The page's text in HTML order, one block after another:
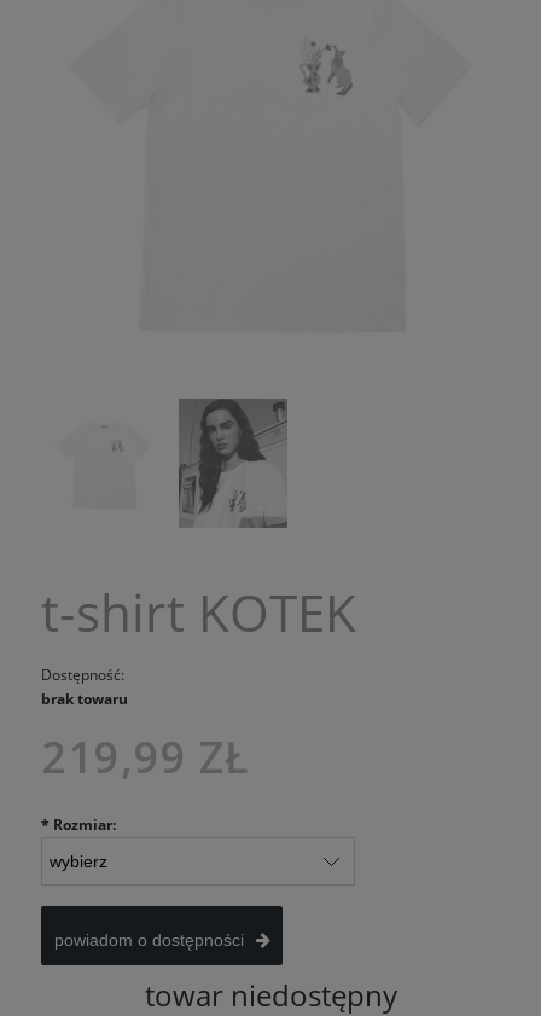
t-shirt KOTEK
Dostępność:
brak towaru
219,99 ZŁ
* Rozmiar:
powiadom o dostępności
towar niedostępny